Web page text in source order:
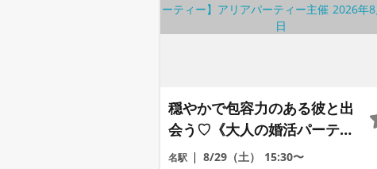
穏やかで包容力のある彼と出
会う♡《大人の婚活パーティ
ー》
名駅 8/29（土） 15:30〜